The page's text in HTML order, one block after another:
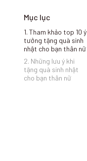
Mục lục
1. Tham khảo top 10 ý
tưởng tặng quà sinh
nhật cho bạn thân nữ
2. Những lưu ý khi
tặng quà sinh nhật
cho bạn thân nữ